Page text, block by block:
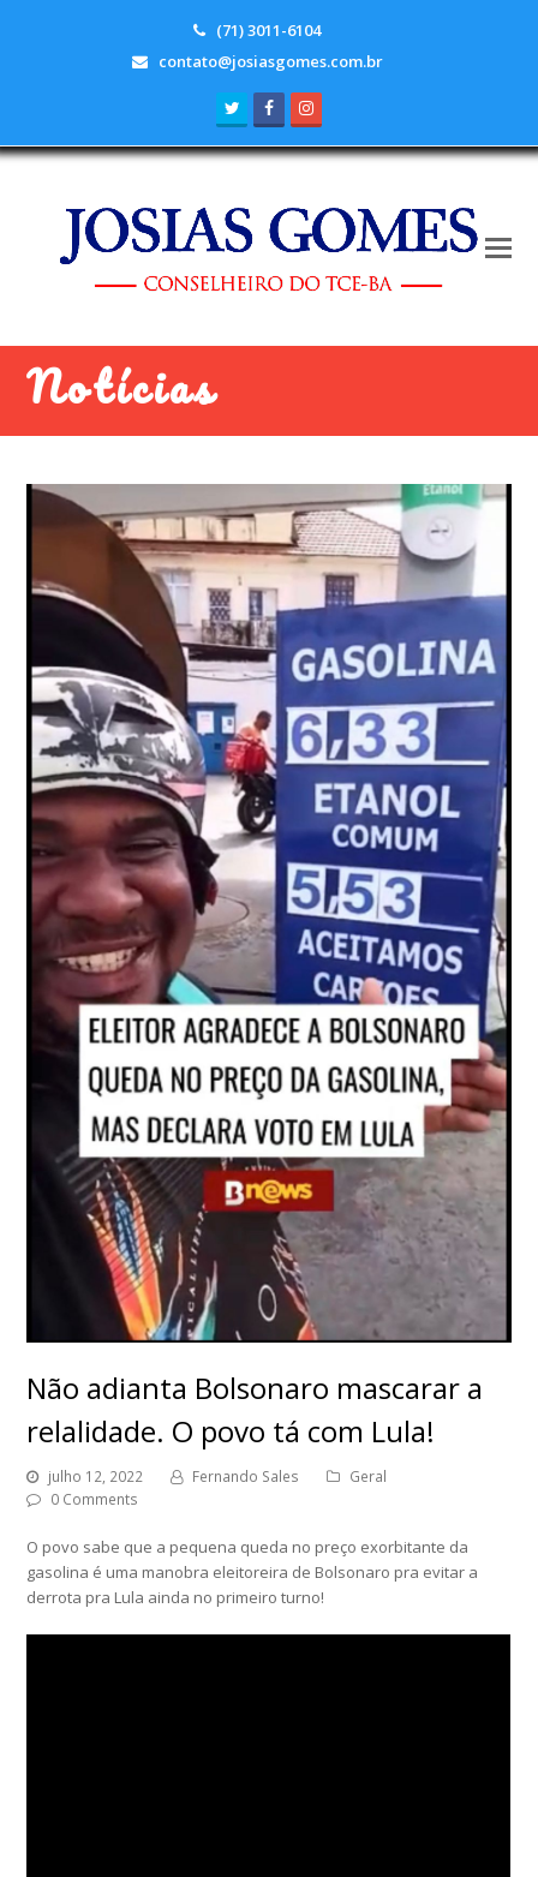
(71) 3011-6104
contato@josiasgomes.com.br
TwitterFacebook
Notícias
Não adianta Bolsonaro mascarar a
relalidade. O povo tá com Lula!
julho 12, 2022 Fernando Sales
Geral
0 Comments
O povo sabe que a pequena queda no preço exorbitante da
gasolina é uma manobra eleitoreira de Bolsonaro pra evitar a
derrota pra Lula ainda no primeiro turno!